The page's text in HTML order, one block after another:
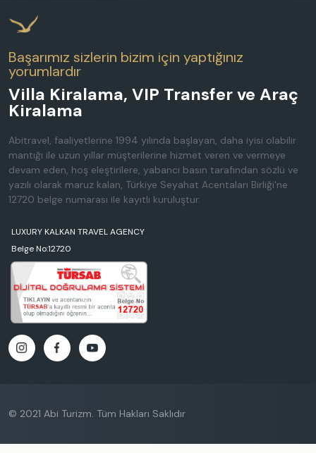
Başarımız sizlerin bizim için yaptığınız
yorumlardır
Villa Kiralama, VIP Transfer ve Araç
Kiralama
Abitravel, faaliyetlerine 1994 yılında başlayan, daha iyisi olabilir
mantığı ile uzun yıllar müşterilerine hizmet veren ve vermeye
devam eden, hoş eleştirilere, yabancı basın tarafından sözlü ve
yazılı olarak maruz kalan, Türkiye Seyahat Acentaları Birliği'ne
12720 belge numarası ile kayıtlı kuruluştur.
LUXURY KALKAN TRAVEL AGENCY
Belge No:12720
© 2021 Abi Turizm. Tüm Hakları Saklıdır